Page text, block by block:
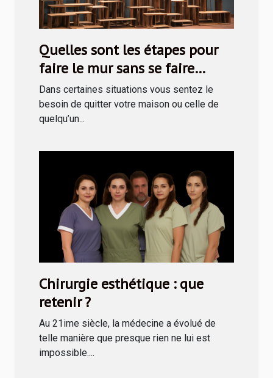
Quelles sont les étapes pour
faire le mur sans se faire
prendre ?
Dans certaines situations vous sentez le
besoin de quitter votre maison ou celle de
quelqu’un...
Chirurgie esthétique : que
retenir ?
Au 21ime siècle, la médecine a évolué de
telle manière que presque rien ne lui est
impossible....